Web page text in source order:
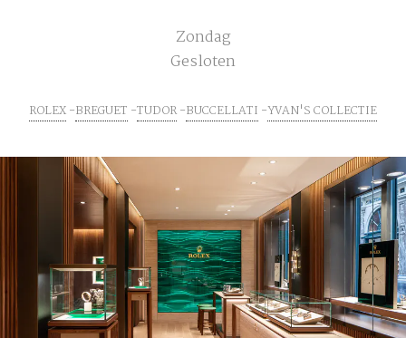
Zondag
Gesloten
ROLEX BREGUET TUDOR BUCCELLATI YVAN'S COLLECTIE